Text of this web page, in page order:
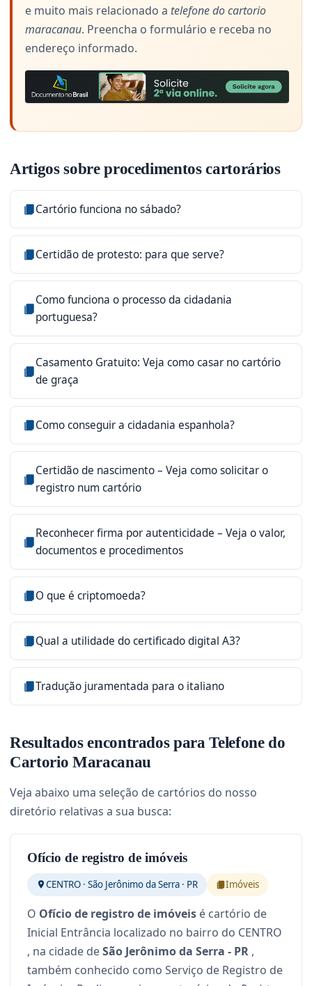
e muito mais relacionado a telefone do cartorio
maracanau. Preencha o formulário e receba no
endereço informado.
Artigos sobre procedimentos cartorários
Cartório funciona no sábado?
Certidão de protesto: para que serve?
Como funciona o processo da cidadania
portuguesa?
Casamento Gratuito: Veja como casar no cartório
de graça
Como conseguir a cidadania espanhola?
Certidão de nascimento – Veja como solicitar o
registro num cartório
Reconhecer firma por autenticidade – Veja o valor,
documentos e procedimentos
O que é criptomoeda?
Qual a utilidade do certificado digital A3?
Tradução juramentada para o italiano
Resultados encontrados para Telefone do
Cartorio Maracanau
Veja abaixo uma seleção de cartórios do nosso
diretório relativas a sua busca:
Ofício de registro de imóveis
CENTRO · São Jerônimo da Serra · PR Imóveis
O Ofício de registro de imóveis é cartório de
Inicial Entrância localizado no bairro do CENTRO
, na cidade deSão Jerônimo da Serra - PR ,
também conhecido como Serviço de Registro de